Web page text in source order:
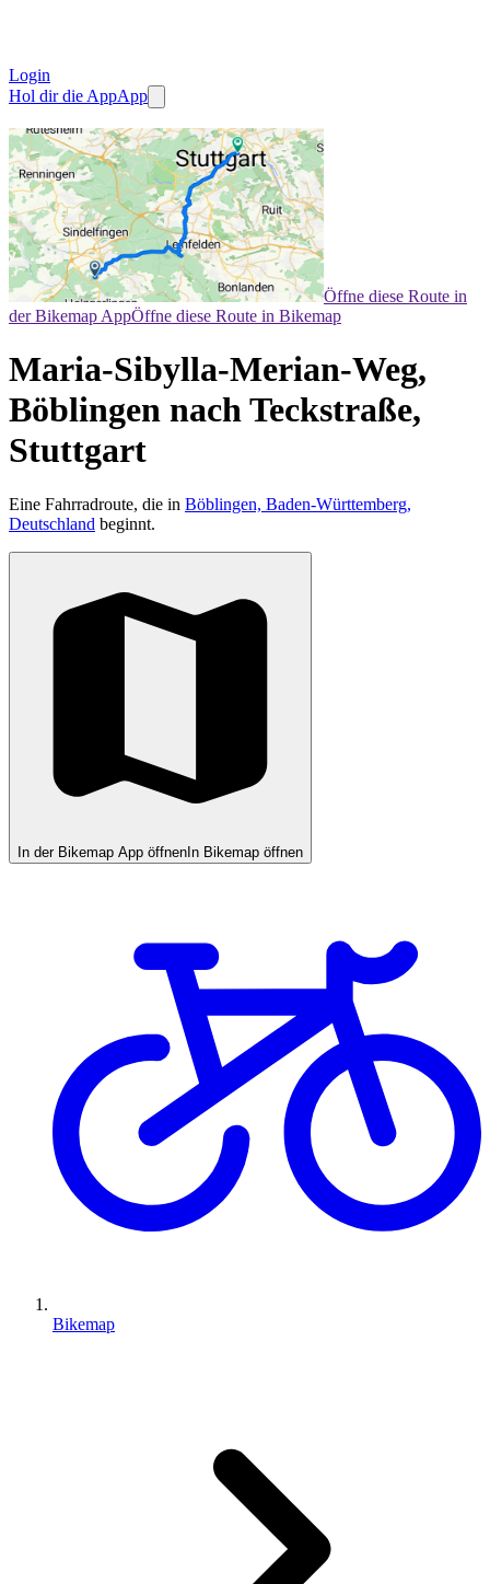
Login
Hol dir die AppApp
Öffne diese Route in
der Bikemap AppÖffne diese Route in Bikemap
Maria-Sibylla-Merian-Weg,
Böblingen nach Teckstraße,
Stuttgart
Eine Fahrradroute, die in Böblingen, Baden-Württemberg,
Deutschland beginnt.
In der Bikemap App öffnen In Bikemap öffnen
Bikemap